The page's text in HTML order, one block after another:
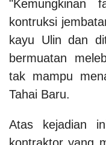
"Kemungkinan
kontruksi
kayu Ulin dan
bermuatan
tak mampu
Tahai Baru.
Atas kejadian